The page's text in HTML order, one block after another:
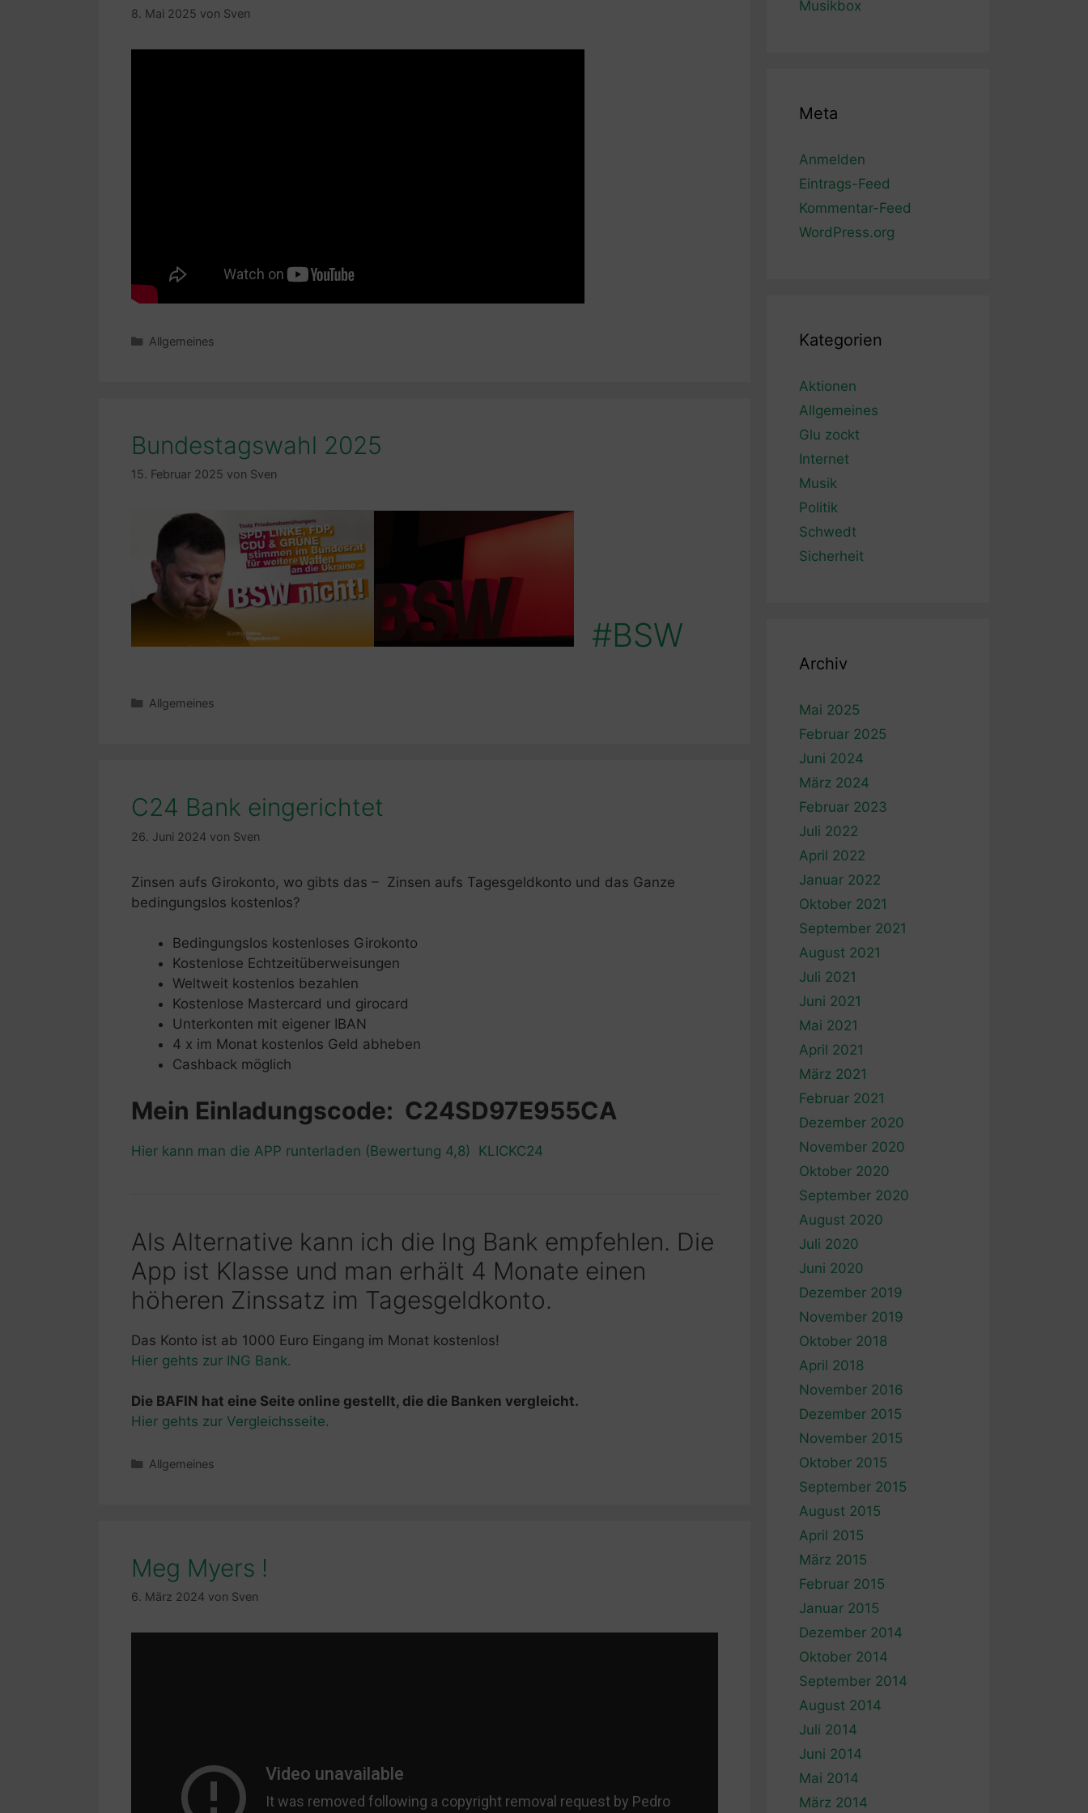
8. Mai 2025 von Sven
Kategorien
Allgemeines
Bundestagswahl 2025
15. Februar 2025 von Sven
#BSW
Kategorien
Allgemeines
C24 Bank eingerichtet
26. Juni 2024 von Sven
Zinsen aufs Girokonto, wo gibts das – Zinsen aufs Tagesgeldkonto und das Ganze
bedingungslos kostenlos?
Bedingungslos kostenloses Girokonto
Kostenlose Echtzeitüberweisungen
Weltweit kostenlos bezahlen
Kostenlose Mastercard und girocard
Unterkonten mit eigener IBAN
4 x im Monat kostenlos Geld abheben
Cashback möglich
Mein Einladungscode: C24SD97E955CA
Hier kann man die APP runterladen (Bewertung 4,8) KLICKC24
Als Alternative kann ich die Ing Bank empfehlen. Die
App ist Klasse und man erhält 4 Monate einen
höheren Zinssatz im Tagesgeldkonto.
Das Konto ist ab 1000 Euro Eingang im Monat kostenlos!
Hier gehts zur ING Bank.
Die BAFIN hat eine Seite online gestellt, die die Banken vergleicht.
Hier gehts zur Vergleichsseite.
Kategorien
Allgemeines
Meg Myers !
6. März 2024 von Sven
Musikbox
Meta
Anmelden
Eintrags-Feed
Kommentar-Feed
WordPress.org
Kategorien
Aktionen
Allgemeines
Glu zockt
Internet
Musik
Politik
Schwedt
Sicherheit
Archiv
Mai 2025
Februar 2025
Juni 2024
März 2024
Februar 2023
Juli 2022
April 2022
Januar 2022
Oktober 2021
September 2021
August 2021
Juli 2021
Juni 2021
Mai 2021
April 2021
März 2021
Februar 2021
Dezember 2020
November 2020
Oktober 2020
September 2020
August 2020
Juli 2020
Juni 2020
Dezember 2019
November 2019
Oktober 2018
April 2018
November 2016
Dezember 2015
November 2015
Oktober 2015
September 2015
August 2015
April 2015
März 2015
Februar 2015
Januar 2015
Dezember 2014
Oktober 2014
September 2014
August 2014
Juli 2014
Juni 2014
Mai 2014
März 2014